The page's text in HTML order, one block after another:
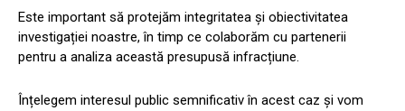
Este important să protejăm integritatea și obiectivitatea
investigației noastre, în timp ce colaborăm cu partenerii
pentru a analiza această presupusă infracțiune.
Înțelegem interesul public semnificativ în acest caz și vom